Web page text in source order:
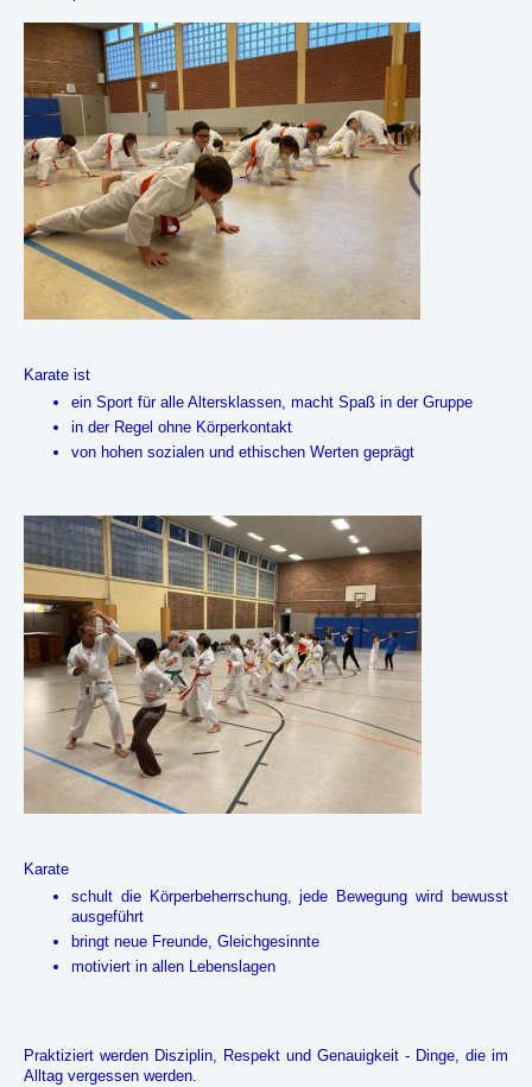
Karate ist
ein Sport für alle Altersklassen, macht Spaß in der Gruppe
in der Regel ohne Körperkontakt
von hohen sozialen und ethischen Werten geprägt
Karate
schult die Körperbeherrschung, jede Bewegung wird bewusst
ausgeführt
bringt neue Freunde, Gleichgesinnte
motiviert in allen Lebenslagen
Praktiziert werden Disziplin, Respekt und Genauigkeit - Dinge, die im
Alltag vergessen werden.